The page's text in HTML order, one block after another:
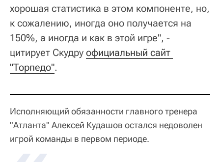
хорошая статистика в этом компоненте, но,
к сожалению, иногда оно получается на
150%, а иногда и как в этой игре", -
цитирует Скудру официальный сайт
"Торпедо".
Исполняющий обязанности главного тренера
"Атланта" Алексей Кудашов остался недоволен
игрой команды в первом периоде.